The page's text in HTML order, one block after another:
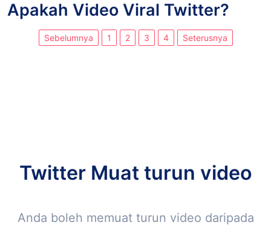
Apakah Video Viral Twitter?
Sebelumnya 1 2 3 4 Seterusnya
Twitter Muat turun video
Anda boleh memuat turun video daripada